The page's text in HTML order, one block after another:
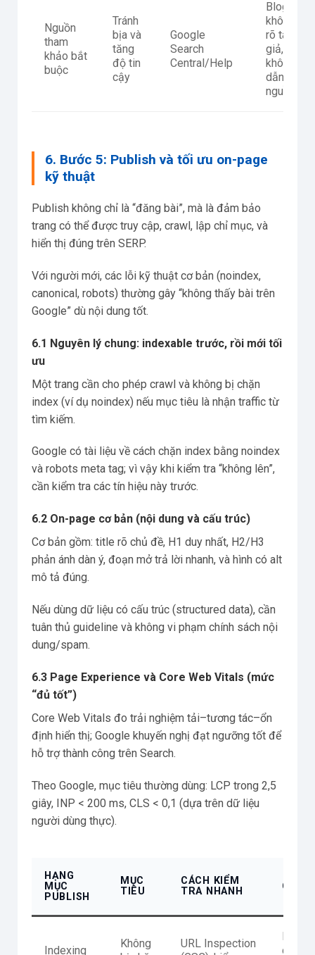
Nguồn
tham
khảo bắt
buộc
Tránh
bịa và
tăng
độ tin
cậy
Google
Search
Central/Help
Blog
không
rõ tác
giả,
không
dẫn
nguồn
6. Bước 5: Publish và tối ưu on-page
kỹ thuật
Publish không chỉ là “đăng bài”, mà là đảm bảo
trang có thể được truy cập, crawl, lập chỉ mục, và
hiển thị đúng trên SERP.
Với người mới, các lỗi kỹ thuật cơ bản (noindex,
canonical, robots) thường gây “không thấy bài trên
Google” dù nội dung tốt.
6.1 Nguyên lý chung: indexable trước, rồi mới tối
ưu
Một trang cần cho phép crawl và không bị chặn
index (ví dụ noindex) nếu mục tiêu là nhận traffic từ
tìm kiếm.
Google có tài liệu về cách chặn index bằng noindex
và robots meta tag; vì vậy khi kiểm tra “không lên”,
cần kiểm tra các tín hiệu này trước.
6.2 On-page cơ bản (nội dung và cấu trúc)
Cơ bản gồm: title rõ chủ đề, H1 duy nhất, H2/H3
phản ánh dàn ý, đoạn mở trả lời nhanh, và hình có alt
mô tả đúng.
Nếu dùng dữ liệu có cấu trúc (structured data), cần
tuân thủ guideline và không vi phạm chính sách nội
dung/spam.
6.3 Page Experience và Core Web Vitals (mức
“đủ tốt”)
Core Web Vitals đo trải nghiệm tải–tương tác–ổn
định hiển thị; Google khuyến nghị đạt ngưỡng tốt để
hỗ trợ thành công trên Search.
Theo Google, mục tiêu thường dùng: LCP trong 2,5
giây, INP < 200 ms, CLS < 0,1 (dựa trên dữ liệu
người dùng thực).
HẠNG
MỤC
PUBLISH
MỤC
TIÊU
CÁCH KIỂM
TRA NHANH
GHI
Indexing
Không
URL Inspection
cách